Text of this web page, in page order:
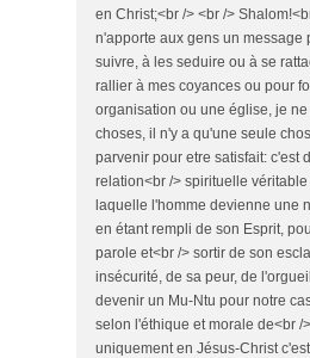
en Christ;<br /> <br />
n'apporte aux gens un message
suivre, à les seduire ou à se
rallier à mes coyances ou pour
organisation ou une église, je
choses, il n'y a qu'une seule
parvenir pour etre satisfait: c'est
relation<br /> spirituelle
laquelle l'homme devienne une
en étant rempli de son Esprit,
parole et<br /> sortir de son
insécurité, de sa peur, de
devenir un Mu-Ntu pour notre
selon l'éthique et morale de<br /
uniquement en Jésus-Christ